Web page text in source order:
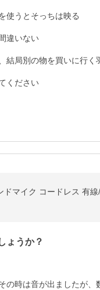
使うとそっちは映る
違いない
結局別の物を買いに行く
ください
ドマイク コードレス 有
ょうか？
の時は音が出ましたが